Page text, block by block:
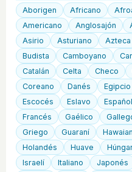
Aborigen Africano
Americano
Anglosajón
Asirio
Asturiano Azteca
Budista
Camboyano
Catalán
Celta Checo
Coreano
Danés Egipcio
Escocés
Eslavo Español
Francés
Gaélico
Griego
Guaraní
Holandés
Huave
Israelí
Italiano Japonés